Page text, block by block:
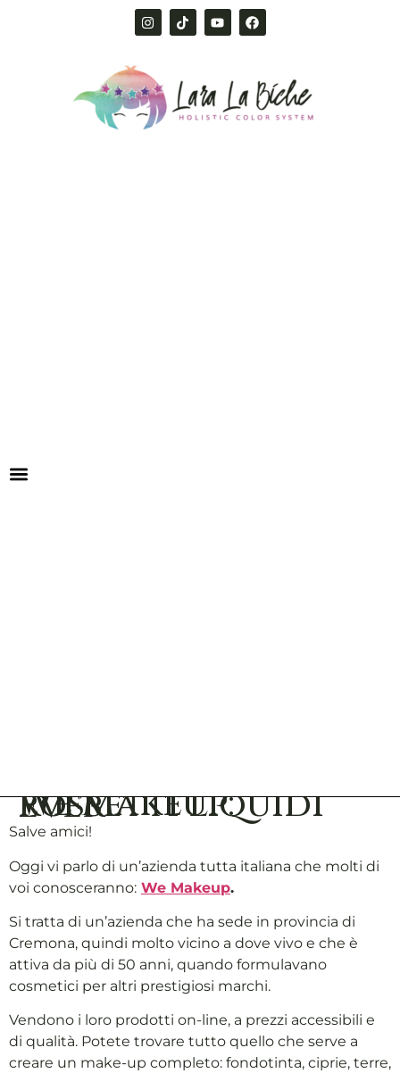
We Makeup: rossetti liquidi Ever
Salve amici!
Oggi vi parlo di un’azienda tutta italiana che molti di
voi conosceranno: We Makeup.
Si tratta di un’azienda che ha sede in provincia di
Cremona, quindi molto vicino a dove vivo e che è
attiva da più di 50 anni, quando formulavano
cosmetici per altri prestigiosi marchi.
Vendono i loro prodotti on-line, a prezzi accessibili e
di qualità. Potete trovare tutto quello che serve a
creare un make-up completo: fondotinta, ciprie, terre,